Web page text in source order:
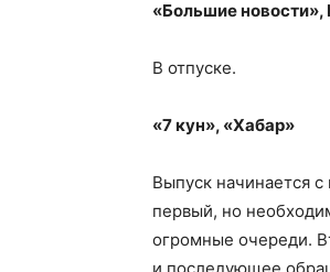
«Большие новости»,
В отпуске.
«7 кун», «Хабар»
Выпуск начинается
первый, но
огромные очереди.